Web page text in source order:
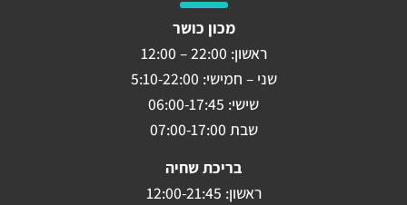
מכון כושר
ראשון: 22:00 – 12:00
שני – חמישי: 5:10-22:00
שישי: 06:00-17:45
שבת 07:00-17:00
בריכת שחיה
ראשון: 12:00-21:45